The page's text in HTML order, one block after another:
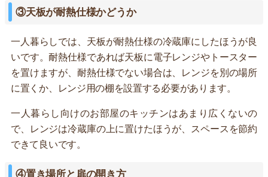
③天板が耐熱仕様かどうか
一人暮らしでは、天板が耐熱仕様の冷蔵庫にしたほうが良
いです。耐熱仕様であれば天板に電子レンジやトースター
を置けますが、耐熱仕様でない場合は、レンジを別の場所
に置くか、レンジ用の棚を設置する必要があります。
一人暮らし向けのお部屋のキッチンはあまり広くないの
で、レンジは冷蔵庫の上に置けたほうが、スペースを節約
できて良いです。
④置き場所と扉の開き方